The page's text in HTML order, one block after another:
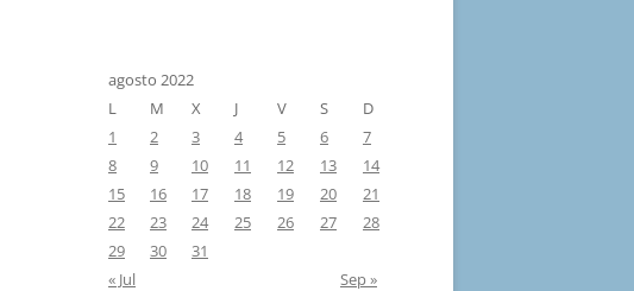
agosto 2022
L
M X J V S
D
1
2 3 4 5 6
7
8
9 10 11 12 13
14
15
16 17 18 19 20
21
22
23 24 25 26 27
28
29
30
31
« Jul
Sep »